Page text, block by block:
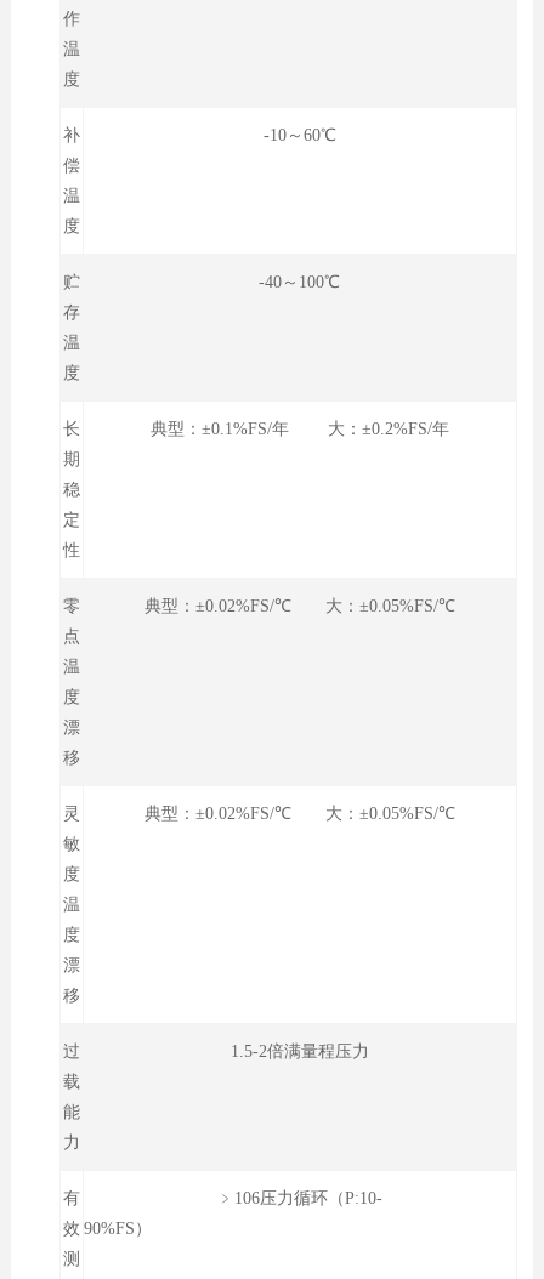
作
温
度
补
偿
温
度
-10～60℃
贮
存
温
度
-40～100℃
长
期
稳
定
性
典型：±0.1%FS/年 大：±0.2%FS/年
零
点
温
度
漂
移
典型：±0.02%FS/℃ 大：±0.05%FS/℃
灵
敏
度
温
度
漂
移
典型：±0.02%FS/℃ 大：±0.05%FS/℃
过
载
能
力
1.5-2倍满量程压力
有
效
测
﹥106压力循环（P:10-
90%FS）